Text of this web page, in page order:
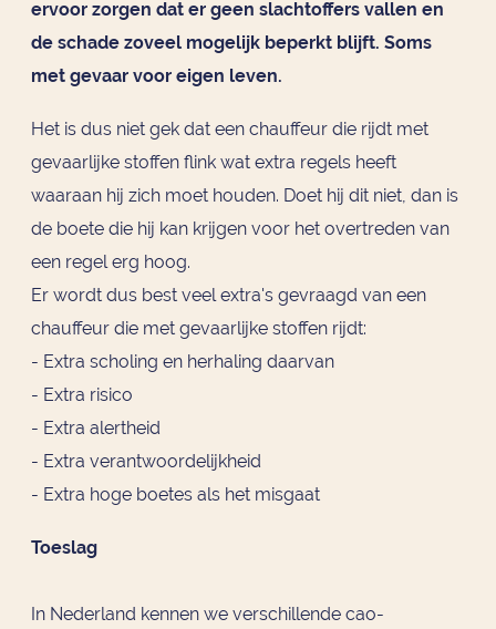
ervoor zorgen dat er geen slachtoffers vallen en
de schade zoveel mogelijk beperkt blijft. Soms
met gevaar voor eigen leven.
Het is dus niet gek dat een chauffeur die rijdt met
gevaarlijke stoffen flink wat extra regels heeft
waaraan hij zich moet houden. Doet hij dit niet, dan is
de boete die hij kan krijgen voor het overtreden van
een regel erg hoog.
Er wordt dus best veel extra's gevraagd van een
chauffeur die met gevaarlijke stoffen rijdt:
- Extra scholing en herhaling daarvan
- Extra risico
- Extra alertheid
- Extra verantwoordelijkheid
- Extra hoge boetes als het misgaat
Toeslag
In Nederland kennen we verschillende cao-